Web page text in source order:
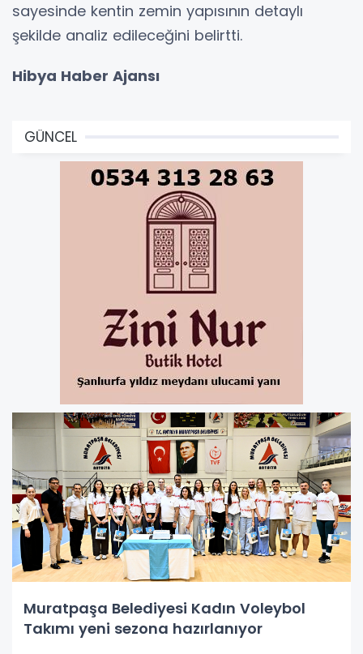
sayesinde kentin zemin yapısının detaylı
şekilde analiz edileceğini belirtti.
Hibya Haber Ajansı
GÜNCEL
Muratpaşa Belediyesi Kadın Voleybol
Takımı yeni sezona hazırlanıyor